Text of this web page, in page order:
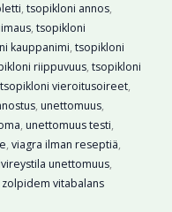
, tsopikloni annos,
, tsopikloni
kauppanimi, tsopikloni
riippuvuus, tsopikloni
tsopikloni vieroitusoireet,
, unettomuus,
, unettomuus testi,
, viagra ilman reseptiä,
unettomuus,
zolpidem vitabalans